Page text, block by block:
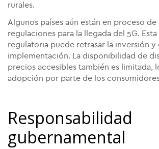
rurales.
Algunos países aún están en proceso de
regulaciones para la llegada del 5G.
regulatoria puede retrasar la inversión y
implementación. La disponibilidad de
precios accesibles también es limitada,
adopción por parte de los
Responsabilidad
gubernamental